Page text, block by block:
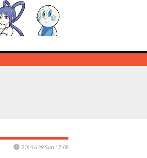
2014.6.29 Sun 17:08